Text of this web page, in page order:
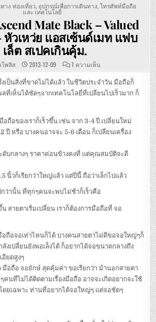
าง ท่องเที่ยว, อุปกรณ์เพื่อการเดินทาง,โทรศัพท์มือถือ
และ เทคโนโลยี่
Mate Black – Valued
หัวเหว่ย แอสเซ้นด์เมท แฟบ
เล็ต สเปคเกินคุ้ม.
โพลิส 2013-12-09 1 ความเห็นบน
HUAWEI
MATE
BLACK
–
หัว
เหว่
ย
แอ
เมท
สเปค
เกิน
เป็นสิ่งที่ขาดไม่ได้แล้ว ในชีวิตประจำวัน มือถือก็
ที่เห็นได้ชัดๆจากเทคโนโลยี่ที่เปลี่ยนไปเร็วมาก ก็
อถือของเราก็เร็วขึ้น เช่น จาก 3-4 ปี เปลี่ยนใหม่
ปี หรือ บางคนอาจจะ 5-6 เดือน ก็เปลี่ยนเครื่อง
ดับกลางๆ ราคาค่อนข้างคงที่ แต่คุณสมบัติจะดี
นิ้วก็เรียกว่าใหญ่แล้ว แต่ปีนี้ ถือว่าเล็กไปแล้ว
ว่านั้น ที่ทุกๆคนจะพบไม่ช้าก็เร็วคือ
น สายตาเริ่มเปลี่ยน เราก็ต้องการมือถือที่ จอ
อถือจอเท่าไหนก็ได้ บางคนสายตาไม่ดีขอจอใหญ่ๆก็
งเปลี่ยนยังพอเล็งได้ ก็อยากได้จอขนาดกลางถึง
ยดสูงๆ
มือถือ จอยักษ์ สุดคุ้มค่า ขอเรียกว่า ม้านอกสายตา
คนที่ไม่ได้ติดตามเรื่องมือถือ อาจจะเกิดอยากจะใช้
ยเฉพาะ ท่านที่อยากได้จอใหญ่ๆ แต่จอชัดๆ